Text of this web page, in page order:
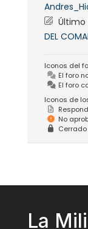
Último
DEL
Iconos del
El foro
El foro
Iconos de
No
Cerrado
La